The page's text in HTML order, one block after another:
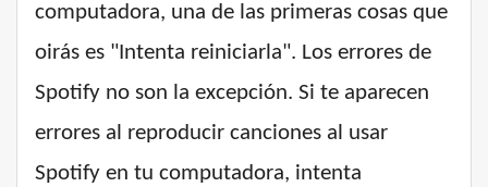
computadora, una de las primeras cosas que
oirás es "Intenta reiniciarla". Los errores de
Spotify no son la excepción. Si te aparecen
errores al reproducir canciones al usar
Spotify en tu computadora, intenta